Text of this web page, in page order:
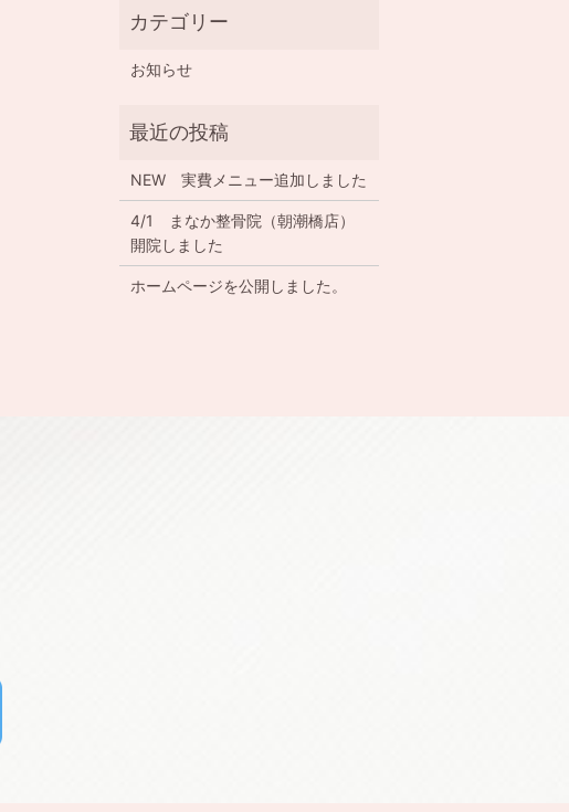
お知らせ
NEW 実費メニュー追加しました
4/1 まなか整骨院（朝潮橋店）
開院しました
ホームページを公開しました。